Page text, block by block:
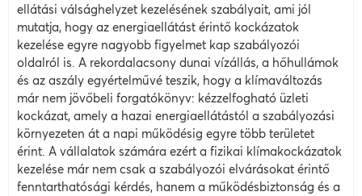
ellátási válsághelyzet kezelésének szabályait, ami jól
mutatja, hogy az energiaellátást érintő kockázatok
kezelése egyre nagyobb figyelmet kap szabályozói
oldalról is. A rekordalacsony dunai vízállás, a hőhullámok
és az aszály egyértelművé teszik, hogy a klímaváltozás
már nem jövőbeli forgatókönyv: kézzelfogható üzleti
kockázat, amely a hazai energiaellátástól a szabályozási
környezeten át a napi működésig egyre több területet
érint. A vállalatok számára ezért a fizikai klímakockázatok
kezelése már nem csak a szabályozói elvárásokat érintő
fenntarthatósági kérdés, hanem a működésbiztonság és a